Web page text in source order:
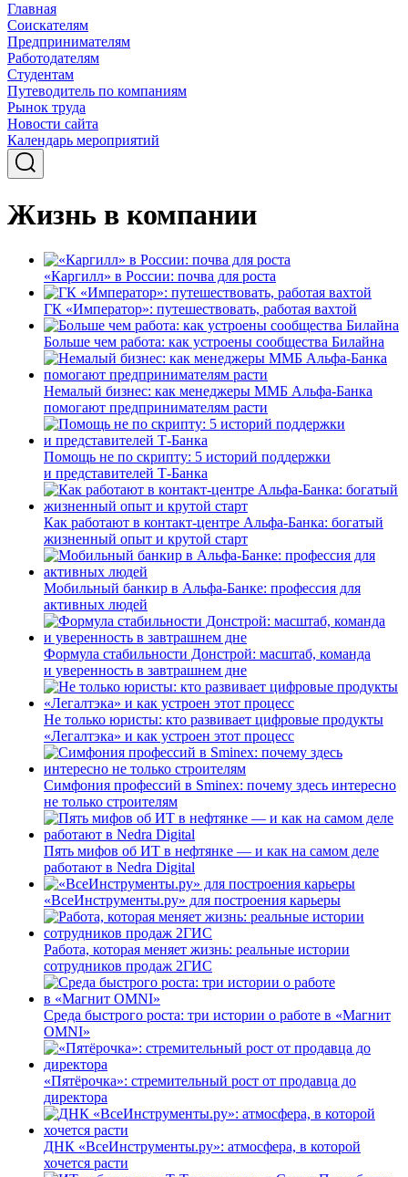
Главная
Соискателям
Предпринимателям
Работодателям
Студентам
Путеводитель по компаниям
Рынок труда
Новости сайта
Календарь мероприятий
Жизнь в компании
«Каргилл» в России: почва для роста
ГК «Император»: путешествовать, работая вахтой
Больше чем работа: как устроены сообщества Билайна
Немалый бизнес: как менеджеры ММБ Альфа-Банка
помогают предпринимателям расти
Помощь не по скрипту: 5 историй поддержки
и представителей Т-Банка
Как работают в контакт-центре Альфа-Банка: богатый
жизненный опыт и крутой старт
Мобильный банкир в Альфа-Банке: профессия для
активных людей
Формула стабильности Донстрой: масштаб, команда
и уверенность в завтрашнем дне
Не только юристы: кто развивает цифровые продукты
«Легалтэка» и как устроен этот процесс
Симфония профессий в Sminex: почему здесь интересно
не только строителям
Пять мифов об ИТ в нефтянке — и как на самом деле
работают в Nedra Digital
«ВсеИнструменты.ру» для построения карьеры
Работа, которая меняет жизнь: реальные истории
сотрудников продаж 2ГИС
Среда быстрого роста: три истории о работе в «Магнит
OMNI»
«Пятёрочка»: стремительный рост от продавца до
директора
ДНК «ВсеИнструменты.ру»: атмосфера, в которой
хочется расти